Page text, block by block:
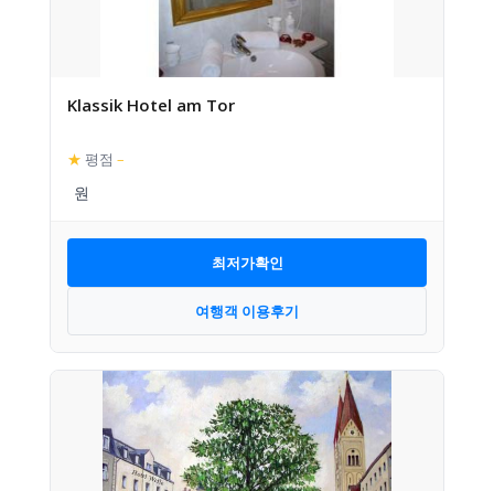
Klassik Hotel am Tor
★ 평점 –
최저가확인
여행객 이용후기